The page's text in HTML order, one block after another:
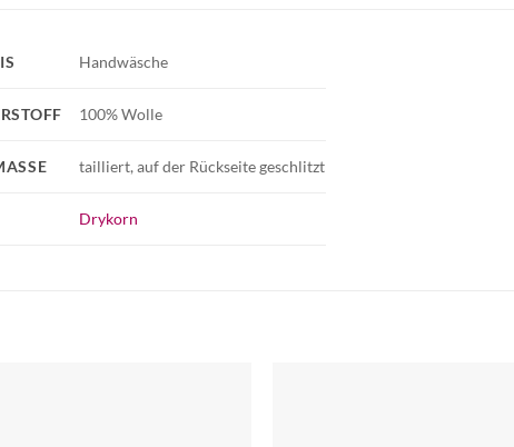
Drykorn
Handwäsche
100% Wolle
tailliert, auf der Rückseite geschlitzt